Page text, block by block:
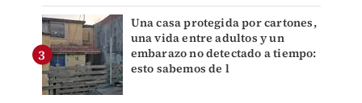
Una casa protegida por cartones,
una vida entre adultos y un
embarazo no detectado a tiempo:
esto sabemos de l